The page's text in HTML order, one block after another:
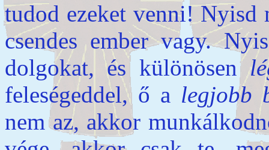
tudod ezeket venni! Nyisd
csendes ember vagy.
dolgokat, és különösen
feleségeddel, ő a legjobb
nem az, akkor